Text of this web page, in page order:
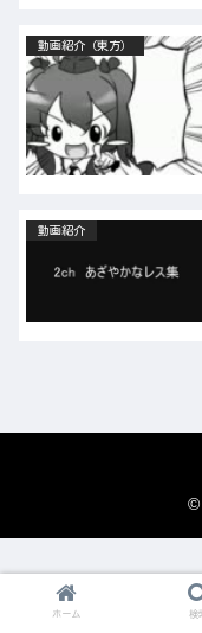
動画紹介（東方）
動画紹介
©
ホーム 検